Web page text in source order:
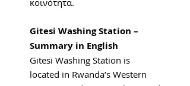
κοινότητα.
Gitesi Washing Station –
Summary in English
Gitesi Washing Station is
located in Rwanda’s Western